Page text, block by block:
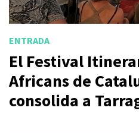
ENTRADA
El Festival
Africans de
consolida a